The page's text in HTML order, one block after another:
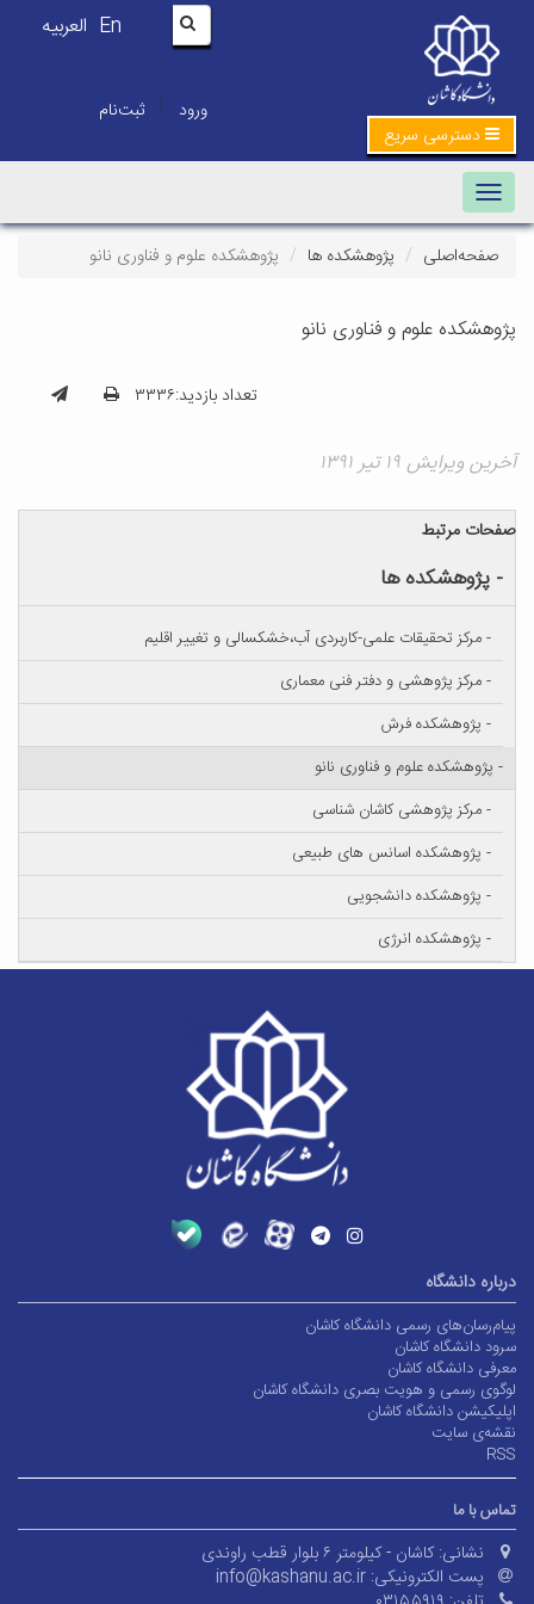
En العربیه
ورود | ثبت‌نام
دسترسی سریع
Toggle navigation
صفحه‌اصلی پژوهشکده ها پژوهشکده علوم و فناوری نانو
پژوهشکده علوم و فناوری نانو
تعداد بازدید:۳۳۳۶
آخرین ویرایش ۱۹ تیر ۱۳۹۱
صفحات مرتبط
- پژوهشکده ها
- مرکز تحقیقات علمی-کاربردی آب،خشکسالی و تغییر اقلیم
- مرکز پژوهشی و دفتر فنی معماری
- پژوهشکده فرش
- پژوهشکده علوم و فناوری نانو
- مرکز پژوهشی کاشان شناسی
- پژوهشکده اسانس های طبیعی
- پژوهشکده دانشجویی
- پژوهشکده انرژی
درباره دانشگاه
پیام‌رسان‌های رسمی دانشگاه کاشان
سرود دانشگاه کاشان
معرفی دانشگاه کاشان
لوگوی رسمی و هویت بصری دانشگاه کاشان
اپلیکیشن دانشگاه کاشان
نقشه‌ی سایت
RSS
تماس با ما
نشانی: کاشان - کیلومتر ۶ بلوار قطب راوندی
پست الکترونیکی: info@kashanu.ac.ir